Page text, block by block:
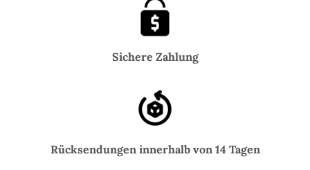
Sichere Zahlung
Rücksendungen innerhalb von 14 Tagen